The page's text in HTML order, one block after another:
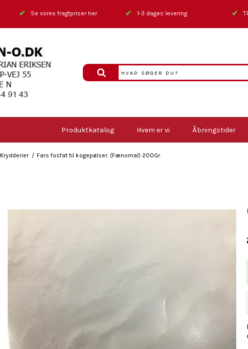
Produktkatalog Hvem er vi Åbningstider
Krydderier / Fars fosfat til kogepølser. (Fænomal) 200Gr.
✔ Se vores fragtpriser her ✔ 1-3 dages levering ✔